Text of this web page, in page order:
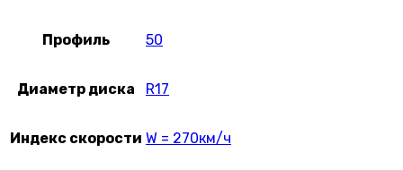
Профиль 50
Диаметр диска R17
Индекс скорости W = 270км/ч